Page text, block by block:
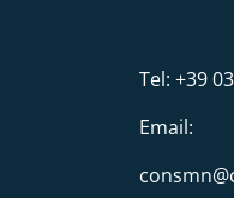
Tel: +39
Email: